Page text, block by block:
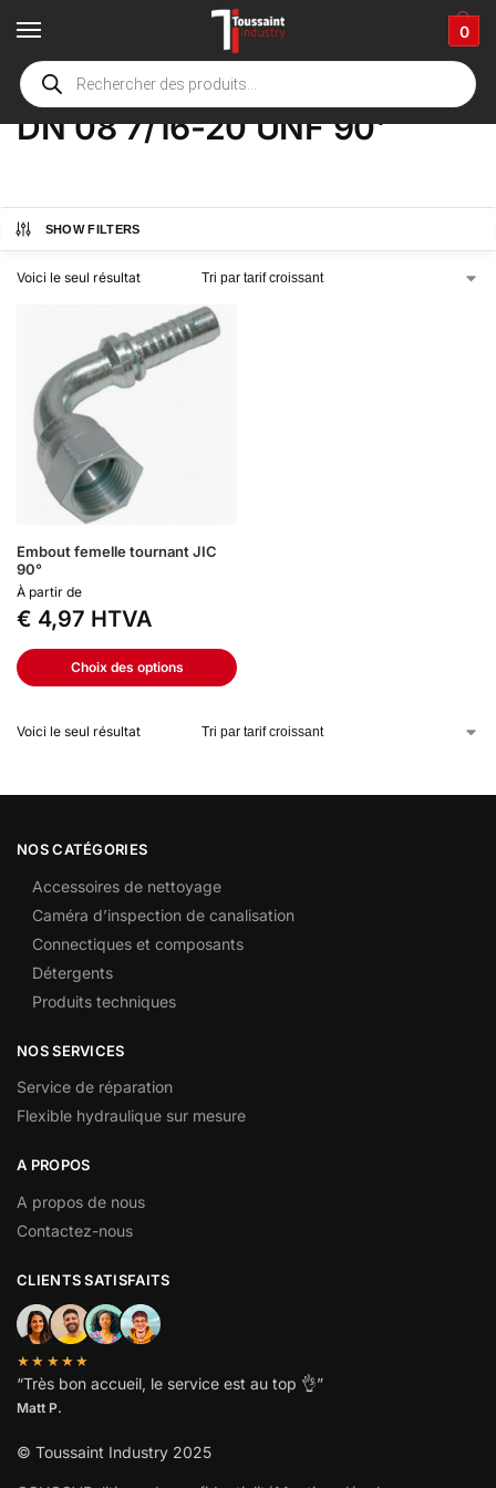
0
Accueil boutique / Product Options
DN 08 7/16-20 UNF 90'
SHOW FILTERS
Voici le seul résultat
Embout femelle tournant JIC
90°
À partir de
€ 4,97 HTVA
Choix des options
Voici le seul résultat
NOS CATÉGORIES
Accessoires de nettoyage
Caméra d’inspection de canalisation
Connectiques et composants
Détergents
Produits techniques
NOS SERVICES
Service de réparation
Flexible hydraulique sur mesure
A PROPOS
A propos de nous
Contactez-nous
CLIENTS SATISFAITS
★★★★★
“Très bon accueil, le service est au top 👌”
Matt P.
© Toussaint Industry 2025